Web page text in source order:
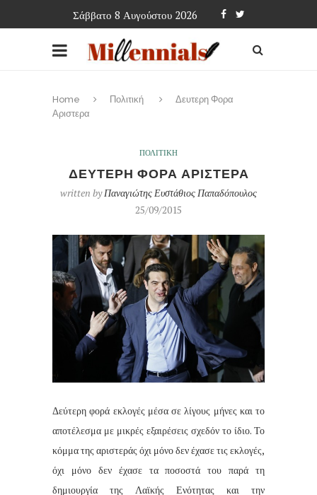
Σάββατο 8 Αυγούστου 2026
Home Πολιτική
Δευτερη Φορα
Αριστερα
ΠΟΛΙΤΙΚΗ
ΔΕΥΤΕΡΗ ΦΟΡΑ ΑΡΙΣΤΕΡΑ
written byΠαναγιώτης Ευστάθιος Παπαδόπουλος
25/09/2015
Δεύτερη φορά εκλογές μέσα σε λίγους μήνες και το
αποτέλεσμα με μικρές εξαιρέσεις σχεδόν το ίδιο. Το
κόμμα της αριστεράς όχι μόνο δεν έχασε τις εκλογές,
όχι μόνο δεν έχασε τα ποσοστά του παρά τη
δημιουργία της Λαϊκής Ενότητας και την